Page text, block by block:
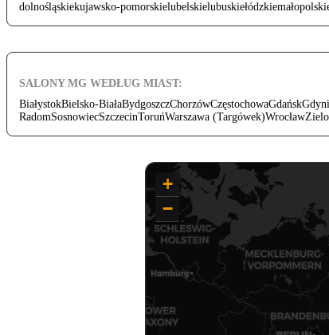
dolnośląskiekujawsko-pomorskielubelskielubuskiełódzkie
SALONY MG WEDŁUG MIAST:
BiałystokBielsko-BiałaBydgoszczChorzówCzęstochowaGdańsk
RadomSosnowiecSzczecinToruńWarszawa (Targówek)Wrocław
+
−